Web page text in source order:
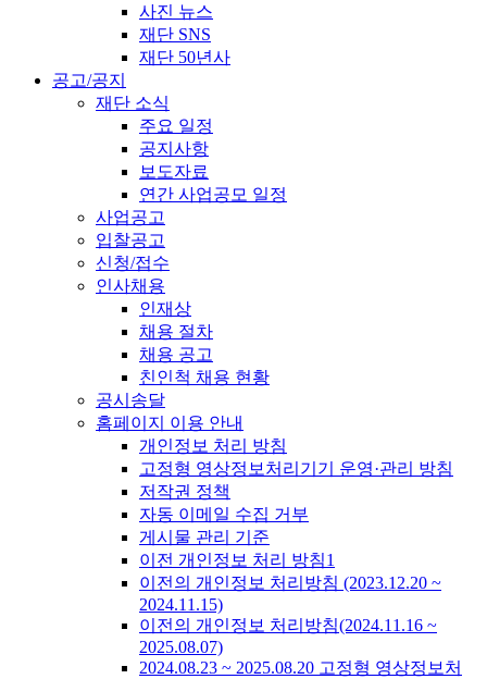
사진 뉴스
재단 SNS
재단 50년사
공고/공지
재단 소식
주요 일정
공지사항
보도자료
연간 사업공모 일정
사업공고
입찰공고
신청/접수
인사채용
인재상
채용 절차
채용 공고
친인척 채용 현황
공시송달
홈페이지 이용 안내
개인정보 처리 방침
고정형 영상정보처리기기 운영·관리 방침
저작권 정책
자동 이메일 수집 거부
게시물 관리 기준
이전 개인정보 처리 방침1
이전의 개인정보 처리방침 (2023.12.20 ~
2024.11.15)
이전의 개인정보 처리방침(2024.11.16 ~
2025.08.07)
2024.08.23 ~ 2025.08.20 고정형 영상정보처